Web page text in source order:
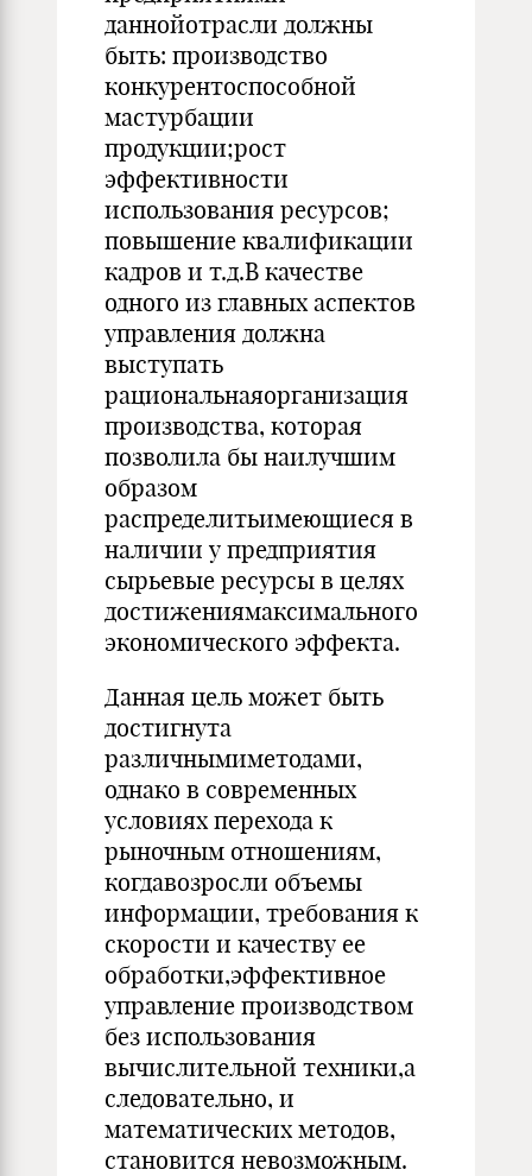
даннойотрасли должны
быть: производство
конкурентоспособной
мастурбации
продукции;рост
эффективности
использования ресурсов;
повышение квалификации
кадров и т.д.В качестве
одного из главных аспектов
управления должна
выступать
рациональнаяорганизация
производства, которая
позволила бы наилучшим
образом
распределитьимеющиеся в
наличии у предприятия
сырьевые ресурсы в целях
достижениямаксимального
экономического эффекта.
Данная цель может быть
достигнута
различнымиметодами,
однако в современных
условиях перехода к
рыночным отношениям,
когдавозросли объемы
информации, требования к
скорости и качеству ее
обработки,эффективное
управление производством
без использования
вычислительной техники,а
следовательно, и
математических методов,
становится невозможным.